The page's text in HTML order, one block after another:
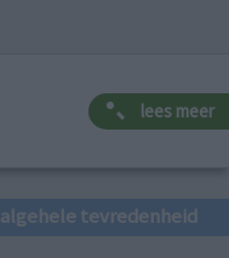
lees meer
algehele tevredenheid